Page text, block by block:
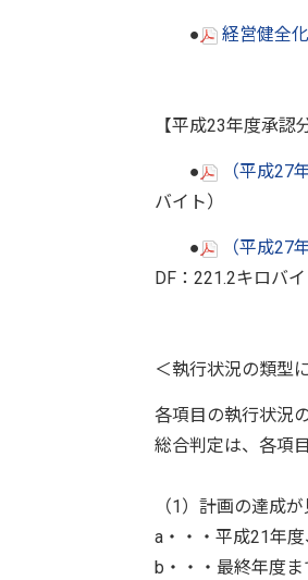
● 経営健全
【平成23年度承認
● （平成27
バイト）
● （平成27
DF：221.2キロバイ
＜執行状況の類型
各項目の執行状況
総合判定は、各項
（1）計画の達成
a・・・平成21年
b・・・最終年度